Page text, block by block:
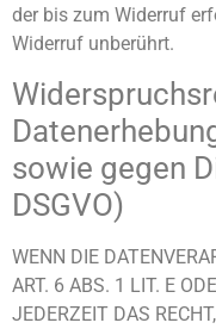
der bis zum Widerruf
Widerruf unberührt.
sowie gegen
DSGVO)
WENN DIE
ART. 6 ABS. 1 LIT. E
JEDERZEIT DAS